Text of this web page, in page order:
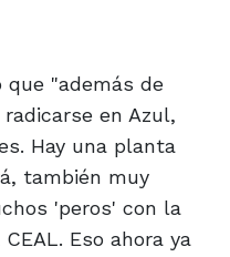
"además de
en Azul,
Hay una planta
también muy
'peros' con la
Eso ahora ya